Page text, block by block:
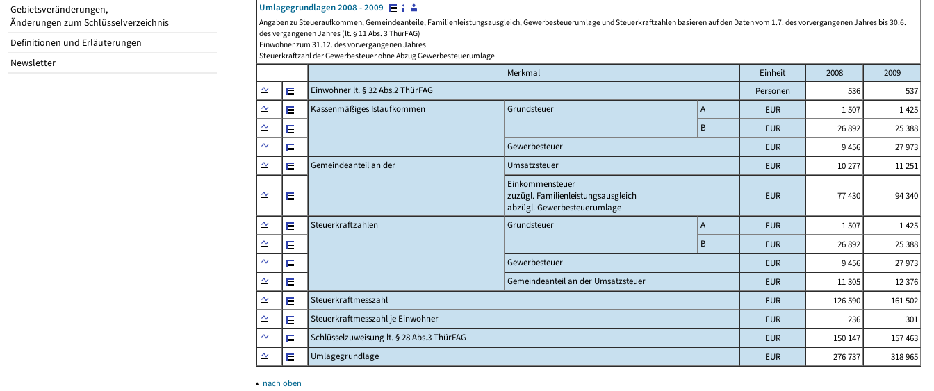
Gebietsveränderungen,
Änderungen zum Schlüsselverzeichnis
Definitionen und Erläuterungen
Newsletter
Umlagegrundlagen 2008 - 2009
Angaben zu Steueraufkommen, Gemeindeanteile, Familienleistungsausgleich, Gewerbesteuerumlage und Steuerkraftzahlen basieren auf den Daten vom 1.7. des vorvergangenen Jahres bis 30.6.
des vergangenen Jahres (lt. § 11 Abs. 3 ThürFAG)
Einwohner zum 31.12. des vorvergangenen Jahres
Steuerkraftzahl der Gewerbesteuer ohne Abzug Gewerbesteuerumlage
Merkmal Einheit 2008
2009
Einwohner lt. § 32 Abs.2 ThürFAG
Personen 536
537
Kassenmäßiges Istaufkommen
Grundsteuer A EUR 1 507
1 425
B
EUR 26 892
25 388
Gewerbesteuer
EUR 9 456
27 973
Gemeindeanteil an der
Umsatzsteuer EUR 10 277
11 251
Einkommensteuer
zuzügl. Familienleistungsausgleich
abzügl. Gewerbesteuerumlage
EUR 77 430 94 340
Steuerkraftzahlen Grundsteuer A EUR 1 507
1 425
B
EUR 26 892
25 388
Gewerbesteuer
EUR 9 456
27 973
Gemeindeanteil an der Umsatzsteuer
EUR 11 305
12 376
Steuerkraftmesszahl
EUR 126 590
161 502
Steuerkraftmesszahl je Einwohner
EUR 236
301
Schlüsselzuweisung lt. § 28 Abs.3 ThürFAG
EUR 150 147
157 463
Umlagegrundlage
EUR 276 737 318 965
▴ nach oben